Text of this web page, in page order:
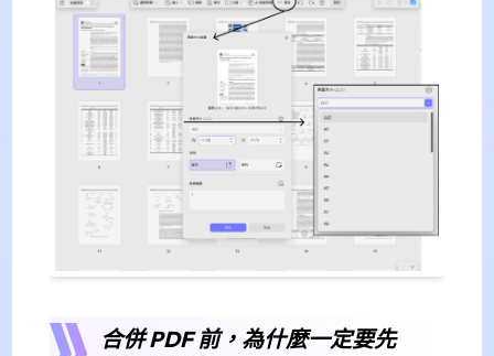
合併 PDF 前，為什麼一定要先